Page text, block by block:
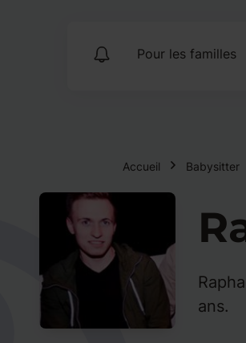
Pour les familles
Accueil Babysitter
ans.